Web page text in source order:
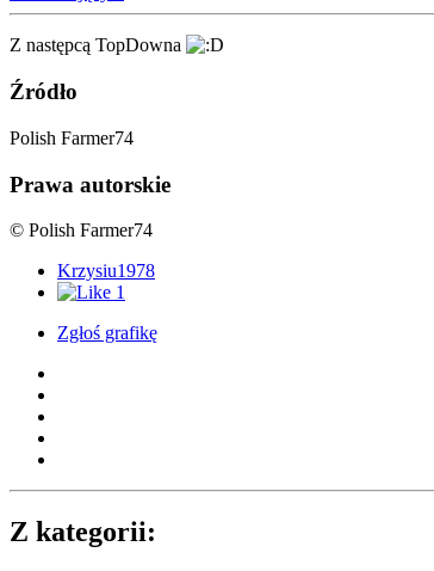
Z następcą TopDowna
Źródło
Polish Farmer74
Prawa autorskie
© Polish Farmer74
Krzysiu1978
1
Zgłoś grafikę
Z kategorii: